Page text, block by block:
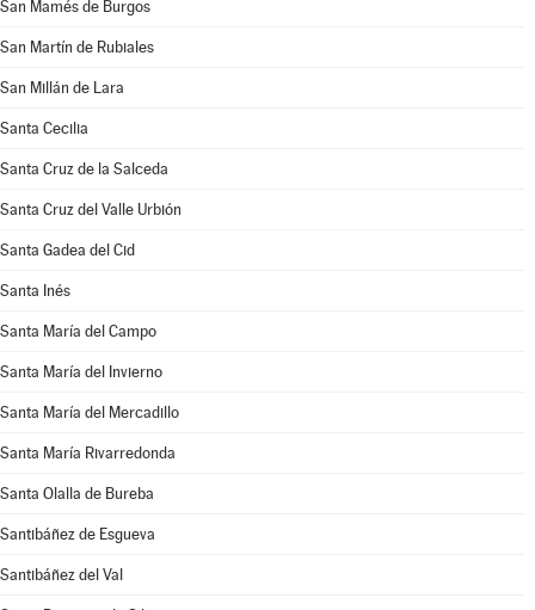
San Mamés de Burgos
San Martín de Rubiales
San Millán de Lara
Santa Cecilia
Santa Cruz de la Salceda
Santa Cruz del Valle Urbión
Santa Gadea del Cid
Santa Inés
Santa María del Campo
Santa María del Invierno
Santa María del Mercadillo
Santa María Rivarredonda
Santa Olalla de Bureba
Santibáñez de Esgueva
Santibáñez del Val